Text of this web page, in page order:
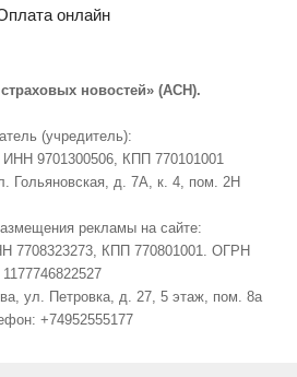
онлайн
новостей» (АСН).
(учредитель):
9701300506, КПП 770101001
Гольяновская, д. 7А, к. 4, пом. 2Н
рекламы на сайте:
7708323273, КПП 770801001. ОГРН
1177746822527
ул. Петровка, д. 27, 5 этаж, пом. 8а
+74952555177